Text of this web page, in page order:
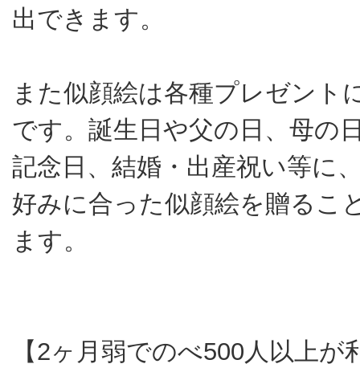
出できます。
また似顔絵は各種プレゼント
です。誕生日や父の日、母の
記念日、結婚・出産祝い等に
好みに合った似顔絵を贈るこ
ます。
【2ヶ月弱でのべ500人以上が